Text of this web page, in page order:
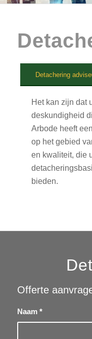
Detachering
Het kan zijn dat
deskundigheid
Arbode heeft
op het gebied
en kwaliteit, die
bieden.
Offerte
Naam *